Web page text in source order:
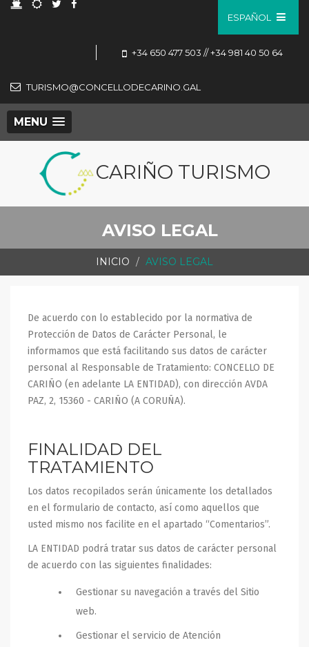
ESPAÑOL
+34 650 477 503 // +34 981 40 50 64
TURISMO@CONCELLODECARINO.GAL
MENU
CARIÑO TURISMO
AVISO LEGAL
INICIO AVISO LEGAL
De acuerdo con lo establecido por la normativa de
Protección de Datos de Carácter Personal, le
informamos que está facilitando sus datos de carácter
personal al Responsable de Tratamiento: CONCELLO DE
CARIÑO (en adelante LA ENTIDAD), con dirección AVDA
PAZ, 2, 15360 - CARIÑO (A CORUÑA).
FINALIDAD DEL
TRATAMIENTO
Los datos recopilados serán únicamente los detallados
en el formulario de contacto, así como aquellos que
usted mismo nos facilite en el apartado “Comentarios”.
LA ENTIDAD podrá tratar sus datos de carácter personal
de acuerdo con las siguientes finalidades:
Gestionar su navegación a través del Sitio
web.
Gestionar el servicio de Atención